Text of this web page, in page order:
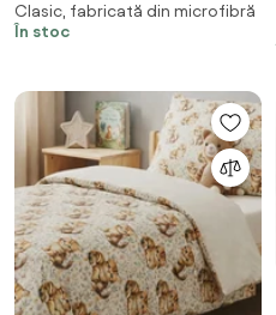
Finet Premium
Clasic, fabricată din microfibră
În stoc